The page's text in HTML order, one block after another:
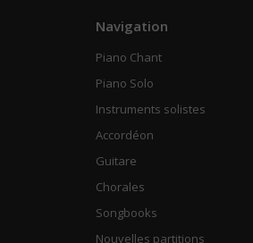
Navigation
Piano Chant
Piano Solo
Instruments solistes
Accordéon
Guitare
Chorales
Songbooks
Nouvelles partitions